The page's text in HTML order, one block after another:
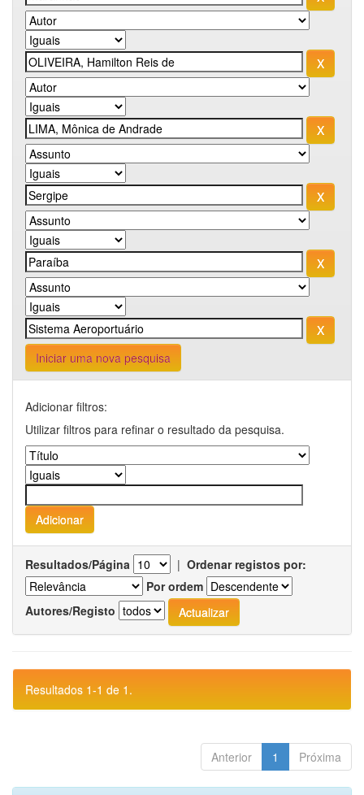
Iniciar uma nova pesquisa
Adicionar filtros:
Utilizar filtros para refinar o resultado da pesquisa.
Resultados/Página | Ordenar registos por:
Por ordem
Autores/Registo
Resultados 1-1 de 1.
Anterior 1 Próxima